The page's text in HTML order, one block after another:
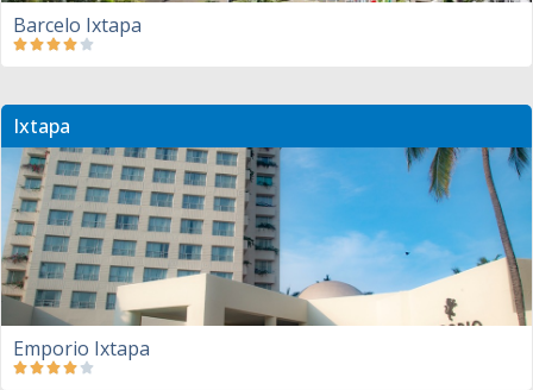
Barcelo Ixtapa
Ixtapa
Emporio Ixtapa